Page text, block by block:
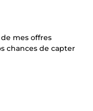
de mes offres
chances de capter